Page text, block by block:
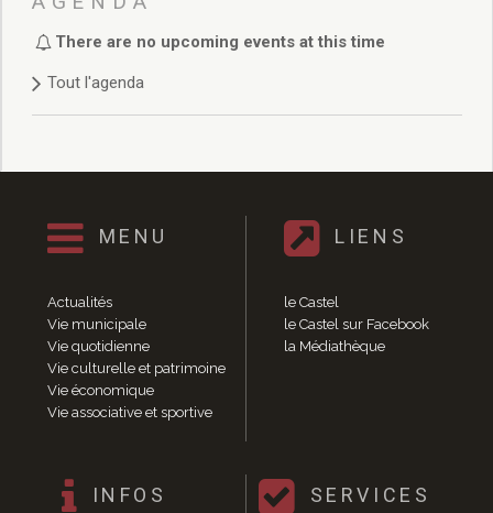
Délibérations 2022
Délibérations 2021
Délibérations 2020
Délibérations 2019
Délibérations 2018
Délibérations 2014
Délibérations 2013
Délibérations 2011
Délibérations 2010
Délibérations 2009
Délibérations 2008
Agenda réunions publiques
Marchés publics
Vie quotidienne
There are no upcoming events at this time
Tout l'agenda
MENU
Actualités
Vie municipale
Vie quotidienne
Vie culturelle et patrimoine
Vie économique
Vie associative et sportive
LIENS
le Castel
le Castel sur Facebook
la Médiathèque
INFOS SERVICES